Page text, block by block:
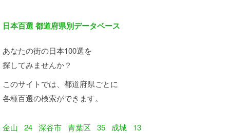
日本百選 都道府県別データベース
あなたの街の日本100選を
探してみませんか？
このサイトでは、都道府県ごとに
各種百選の検索ができます。
金山 24 深谷市 青葉区 35 成城 13